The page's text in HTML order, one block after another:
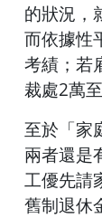
的狀況，
而依據性
考績；若
裁處2萬
至於「家
兩者還是
工優先請
舊制退休